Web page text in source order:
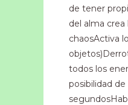
de tener
del alma
chaosActiva
todos los
posibilidad